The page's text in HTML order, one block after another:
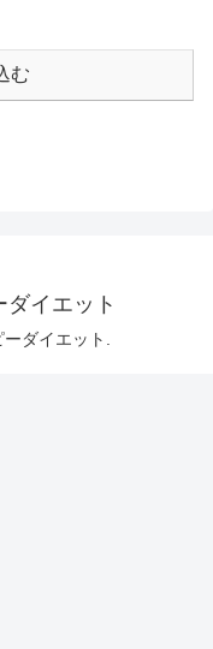
む
イエット
ダイエット.